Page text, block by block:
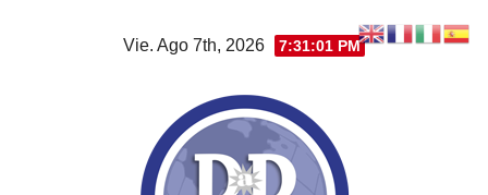
Vie. Ago 7th, 2026 7:31:02 PM